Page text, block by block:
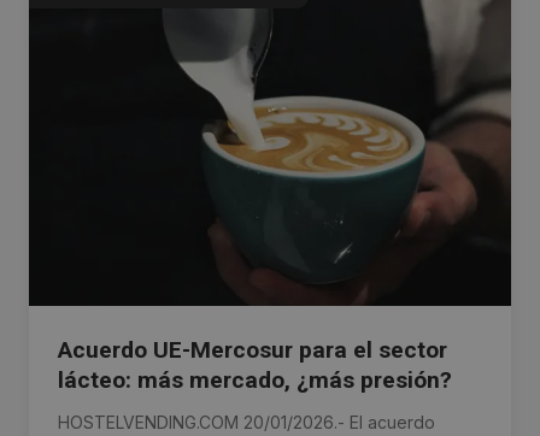
Acuerdo UE-Mercosur para el sector
lácteo: más mercado, ¿más presión?
HOSTELVENDING.COM 20/01/2026.- El acuerdo